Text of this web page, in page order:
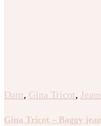
Dam, Gina Tricot,
Gina Tricot – Baggy